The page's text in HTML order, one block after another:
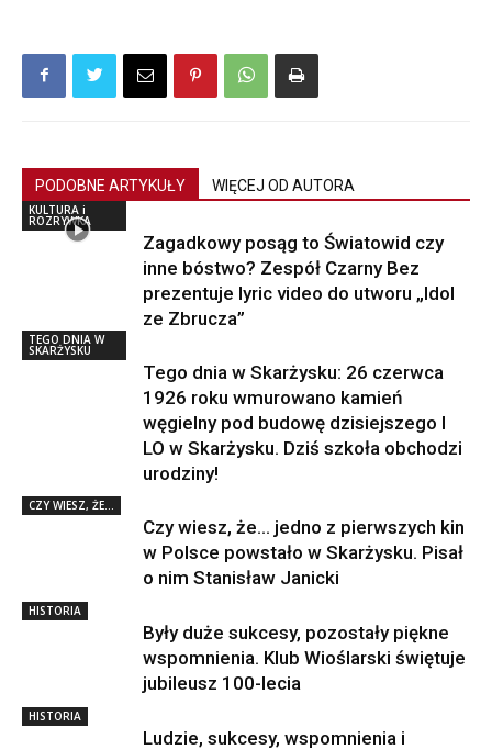
PODOBNE ARTYKUŁY WIĘCEJ OD AUTORA
KULTURA i
ROZRYWKA
Zagadkowy posąg to Światowid czy
inne bóstwo? Zespół Czarny Bez
prezentuje lyric video do utworu „Idol
ze Zbrucza”
TEGO DNIA W
SKARŻYSKU
Tego dnia w Skarżysku: 26 czerwca
1926 roku wmurowano kamień
węgielny pod budowę dzisiejszego I
LO w Skarżysku. Dziś szkoła obchodzi
urodziny!
CZY WIESZ, ŻE...
Czy wiesz, że… jedno z pierwszych kin
w Polsce powstało w Skarżysku. Pisał
o nim Stanisław Janicki
HISTORIA
Były duże sukcesy, pozostały piękne
wspomnienia. Klub Wioślarski świętuje
jubileusz 100-lecia
HISTORIA
Ludzie, sukcesy, wspomnienia i